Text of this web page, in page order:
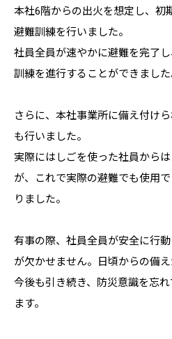
本社6階からの出火を想定し、初
避難訓練を行いました。
社員全員が速やかに避難を完了
訓練を進行することができました
さらに、本社事業所に備え付け
も行いました。
実際にはしごを使った社員から
が、これで実際の避難でも使用
りました。
有事の際、社員全員が安全に行
が欠かせません。日頃からの備え
今後も引き続き、防災意識を忘
ます。